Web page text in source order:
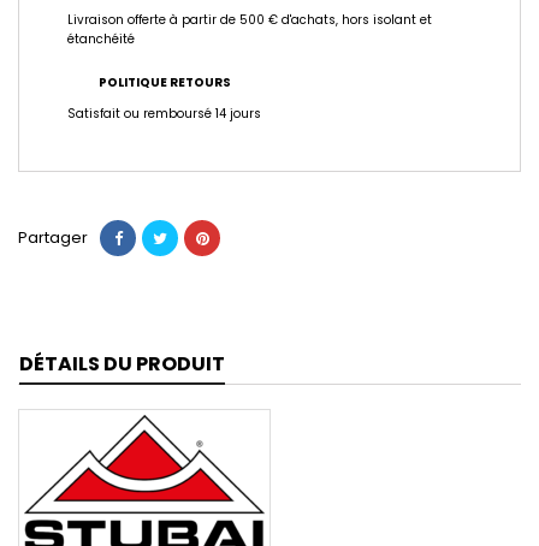
Livraison offerte à partir de 500 € d'achats, hors isolant et
étanchéité
POLITIQUE RETOURS
Satisfait ou remboursé 14 jours
Partager
DÉTAILS DU PRODUIT